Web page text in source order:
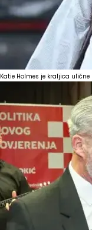
Katie Holmes je kraljica